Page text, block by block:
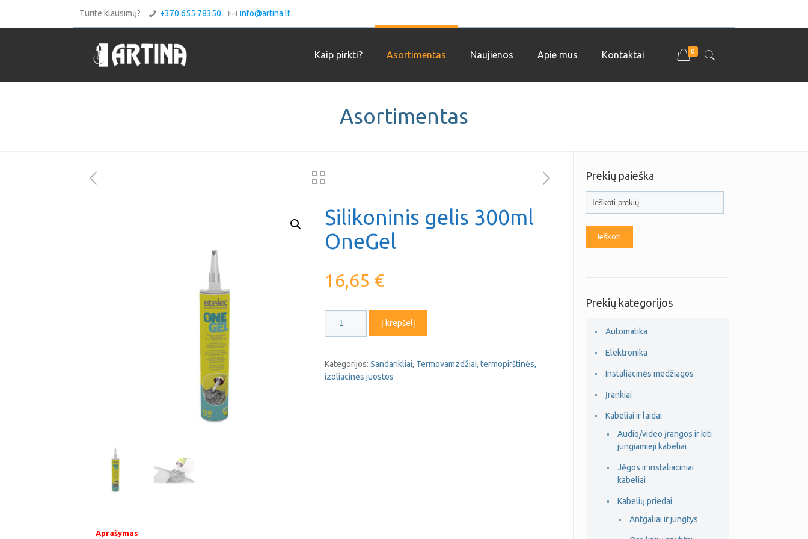
Turite klausimų? +370 655 78350 info@artina.lt
Kaip pirkti? Asortimentas Naujienos Apie mus Kontaktai 0
Asortimentas
Silikoninis gelis 300ml
OneGel
16,65 €
kiekis:
300ml
OneGel
Į krepšelį
Kategorijos: Sandarikliai, Termovamzdžiai, termopirštinės,
izoliacinės juostos
Aprašymas
Prekių paieška
Ieškoti
Prekių kategorijos
Automatika
Elektronika
Instaliacinės medžiagos
Įrankiai
Kabeliai ir laidai
Audio/video įrangos ir kiti
jungiamieji kabeliai
Jėgos ir instaliaciniai
kabeliai
Kabelių priedai
Antgaliai ir jungtys